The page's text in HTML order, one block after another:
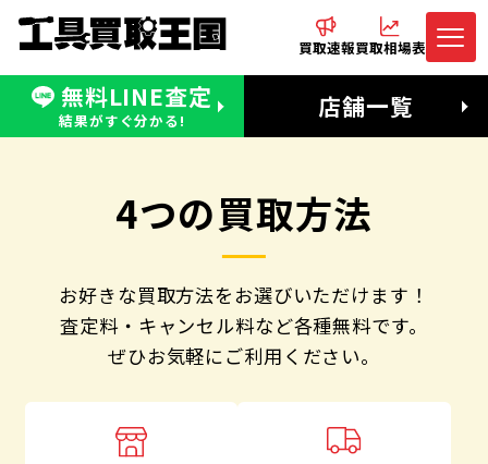
買取速報買取相場表
無料LINE査定
結果がすぐ分かる! 店舗一覧
無料LINE査定
受付：11:00〜19:00 木曜定休日
電話でお問合わせ
営業時間：11:00〜20:00
4つの買取方法
お好きな買取方法をお選びいただけます！
査定料・キャンセル料など各種無料です。
ぜひお気軽にご利用ください。